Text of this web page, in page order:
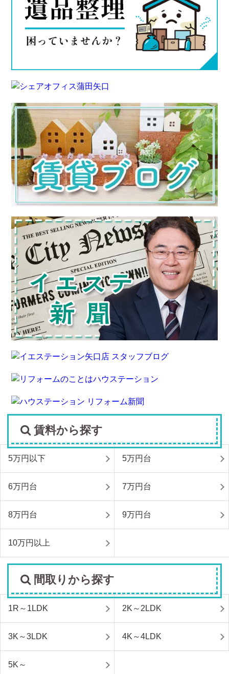
賃料から探す
5万円以下 5万円台
6万円台 7万円台
8万円台 9万円台
10万円以上
間取りから探す
1R～1LDK 2K～2LDK
3K～3LDK 4K～4LDK
5K～